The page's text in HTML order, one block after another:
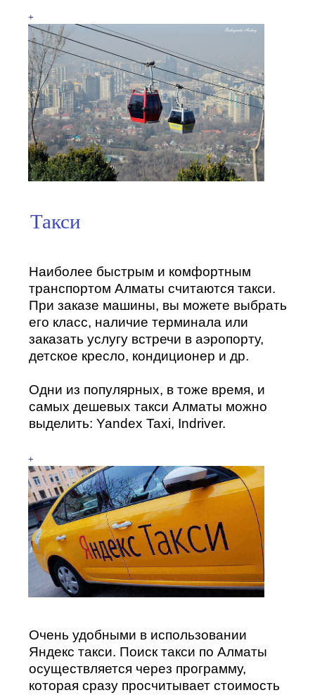
+
Такси
Наиболее быстрым и комфортным
транспортом Алматы считаются такси.
При заказе машины, вы можете выбрать
его класс, наличие терминала или
заказать услугу встречи в аэропорту,
детское кресло, кондиционер и др.
Одни из популярных, в тоже время, и
самых дешевых такси Алматы можно
выделить: Yandex Taxi, Indriver.
+
Очень удобными в использовании
Яндекс такси. Поиск такси по Алматы
осуществляется через программу,
которая сразу просчитывает стоимость